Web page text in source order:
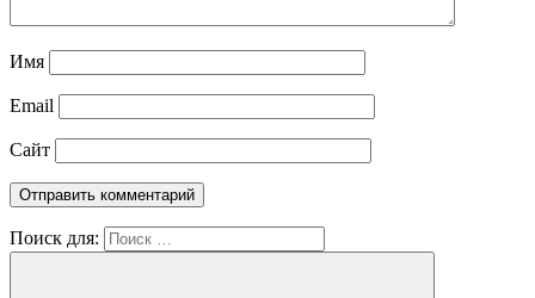
Имя
Email
Сайт
Поиск для: